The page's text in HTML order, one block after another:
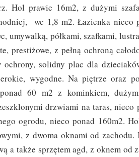
Hol prawie 16m2, z dużymi
wc 1,8 m2. Łazienka nieco
umywalką, półkami, szafkami,
prestiżowe, z pełną ochroną
ochrony, solidny plac dla
wygodne. Na piętrze oraz
60 m2 z kominkiem,
drzwiami na taras, nieco
ogrodu, nieco ponad 160m2.
z dwoma oknami od
a także sprzętem agd, z oknem od